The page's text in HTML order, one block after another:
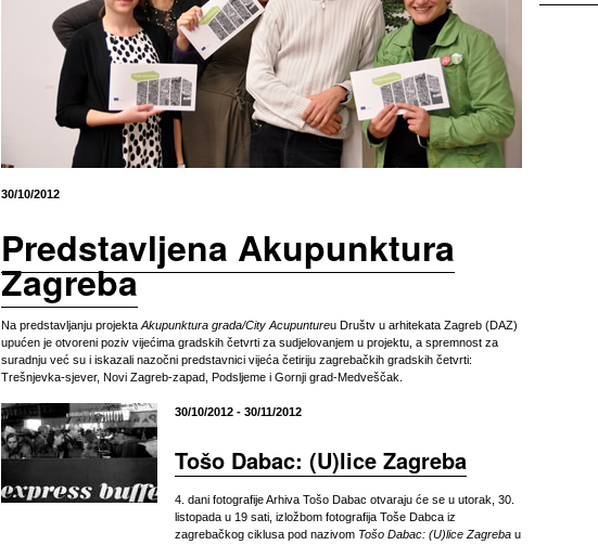
30/10/2012
Predstavljena Akupunktura
Zagreba
Na predstavljanju projekta Akupunktura grada/City Acupuntureu Društv u arhitekata Zagreb (DAZ)
upućen je otvoreni poziv vijećima gradskih četvrti za sudjelovanjem u projektu, a spremnost za
suradnju već su i iskazali nazočni predstavnici vijeća četiriju zagrebačkih gradskih četvrti:
Trešnjevka-sjever, Novi Zagreb-zapad, Podsljeme i Gornji grad-Medveščak.
30/10/2012 - 30/11/2012
Tošo Dabac: (U)lice Zagreba
4. dani fotografije Arhiva Tošo Dabac otvaraju će se u utorak, 30.
listopada u 19 sati, izložbom fotografija Toše Dabca iz
zagrebačkog ciklusa pod nazivom Tošo Dabac: (U)lice Zagreba u